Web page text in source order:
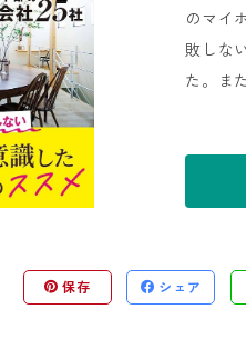
のマイ
敗しな
た。ま
でき
ど、各
保存 シェア